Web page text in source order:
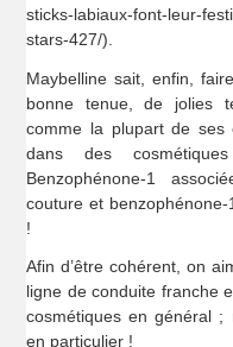
sticks-labiaux-font-leur-
stars-427/).
Maybelline sait, enfin,
bonne tenue, de jolies
comme la plupart de ses
dans des
Benzophénone-1
couture et
!
Afin d’être cohérent, on
ligne de conduite franche
cosmétiques en général ;
en particulier !